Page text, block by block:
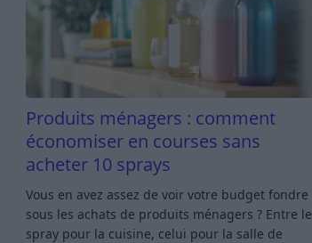
Produits ménagers : comment
économiser en courses sans
acheter 10 sprays
Vous en avez assez de voir votre budget fondre
sous les achats de produits ménagers ? Entre le
spray pour la cuisine, celui pour la salle de